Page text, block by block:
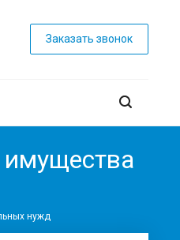
Заказать звонок
нужд